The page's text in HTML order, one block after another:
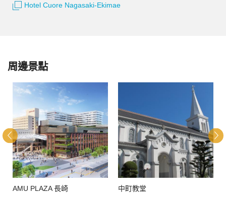
Hotel Cuore Nagasaki-Ekimae
周邊景點
AMU PLAZA 長崎 中町教堂